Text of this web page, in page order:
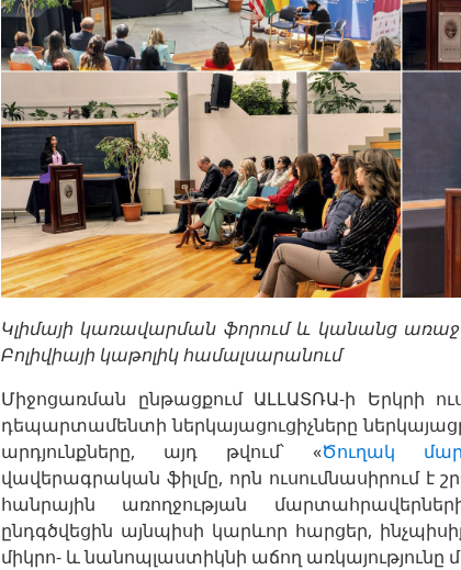
Կլիմայի կառավարման ֆորում և կանանց
Բոլիվիայի կաթոլիկ համալսարանում
Միջոցառման ընթացքում ԱԼԼԱՏՌԱ-ի Երկրի
դեպարտամենտի ներկայացուցիչները
արդյունքները, այդ թվում՝ «Ծուղակ
վավերագրական ֆիլմը, որն ուսումնասիրում է
հանրային առողջության
ընդգծվեցին այնպիսի կարևոր հարցեր,
միկրո- և նանոպլաստիկնի աճող առկայությունը